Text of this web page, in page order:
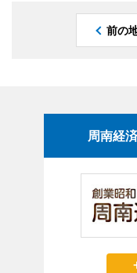
前の
周南経